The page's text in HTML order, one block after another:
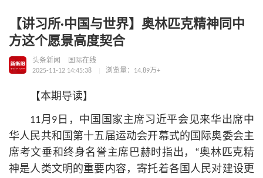
【讲习所·中国与世界】奥林匹克精神同中
方这个愿景高度契合
头条新闻
国际在线
2025-11-12 14:45:38
浏览量：14.89万+
【本期导读】
11月9日，中国国家主席习近平会见来华出席中
华人民共和国 第十五届运动会开幕式的国际奥委会主
席考文垂和终身名誉主席巴赫时指出，“奥林匹克精
神是人类文明的重要内容，寄托着各国人民对建设更